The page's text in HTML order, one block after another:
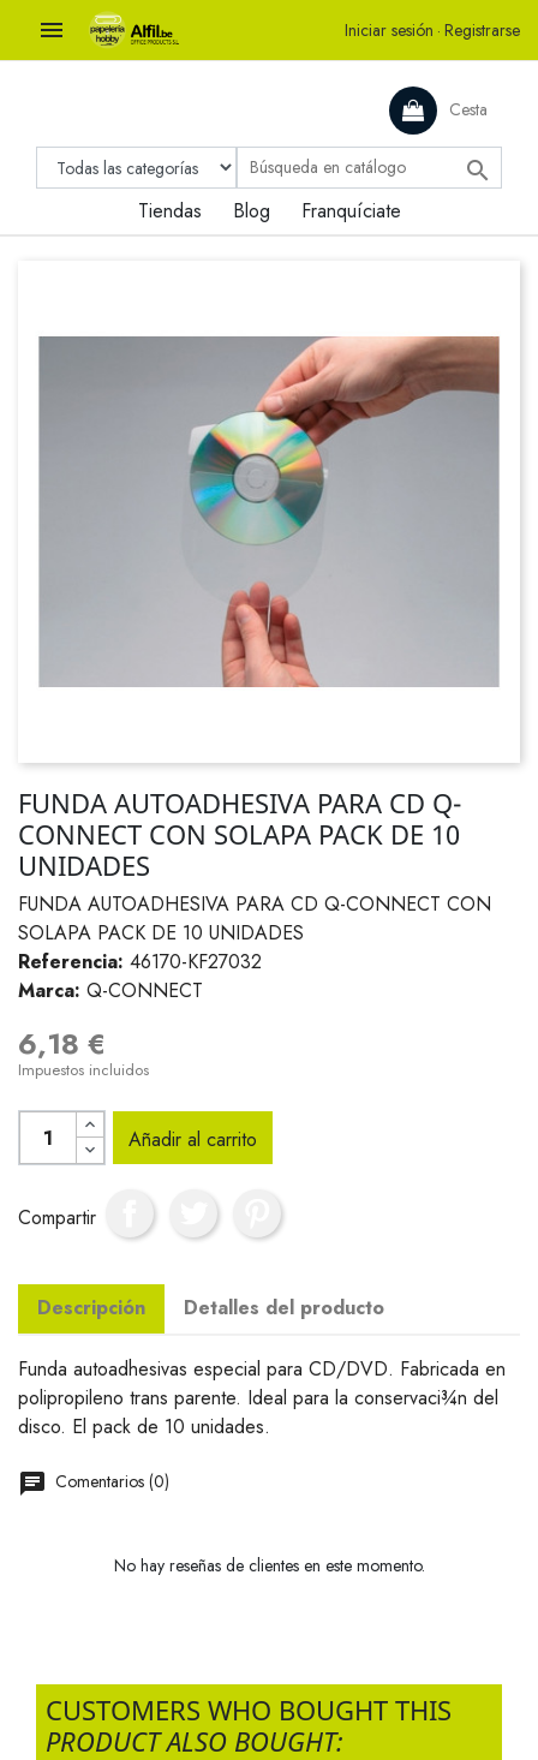
 Iniciar sesión · Registrarse
Cesta

Tiendas Blog Franquíciate
FUNDA AUTOADHESIVA PARA CD Q-
CONNECT CON SOLAPA PACK DE 10
UNIDADES
FUNDA AUTOADHESIVA PARA CD Q-CONNECT CON
SOLAPA PACK DE 10 UNIDADES
Referencia: 46170-KF27032
Marca: Q-CONNECT
6,18 €
Impuestos incluidos
Añadir al carrito
Compartir
Descripción Detalles del producto
Funda autoadhesivas especial para CD/DVD. Fabricada en
polipropileno trans parente. Ideal para la conservaci¾n del
disco. El pack de 10 unidades.
Comentarios (0)
No hay reseñas de clientes en este momento.
CUSTOMERS WHO BOUGHT THIS
PRODUCT ALSO BOUGHT: